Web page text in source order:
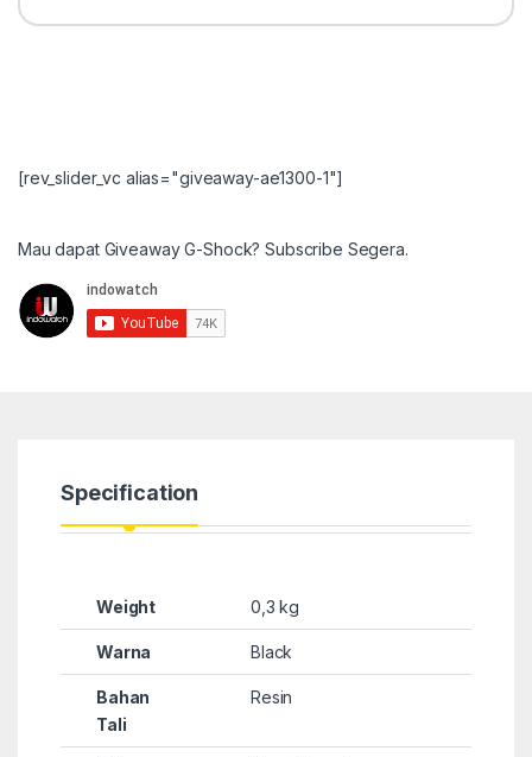
[rev_slider_vc alias="giveaway-ae1300-1"]
Mau dapat Giveaway G-Shock? Subscribe Segera.
Specification
Weight 0,3 kg
Warna Black
Bahan
Tali
Resin